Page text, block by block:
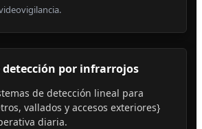
detección por infrarrojos
de detección lineal para
vallados y accesos exteriores}
diaria.